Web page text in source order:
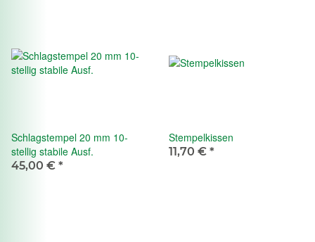
Schlagstempel 20 mm 10-
stellig stabile Ausf.
45,00 € *
Stempelkissen
11,70 € *